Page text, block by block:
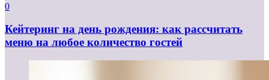
0
Кейтеринг на день рождения: как рассчитать
меню на любое количество гостей